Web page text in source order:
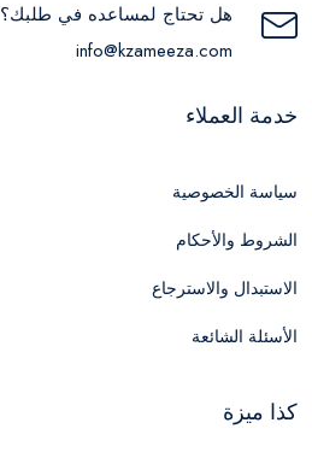
هل تحتاج لمساعده في طلبك؟
info@kzameeza.com
خدمة العملاء
سياسة الخصوصية
الشروط والأحكام
الاستبدال والاسترجاع
الأسئلة الشائعة
كذا ميزة